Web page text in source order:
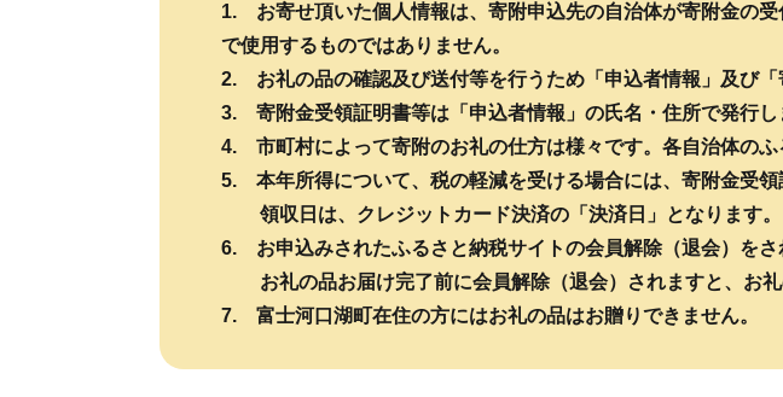
1. お寄せ頂いた個人情報は、寄附申込先の自治体が寄附金の
で使用するものではありません。
2. お礼の品の確認及び送付等を行うため「申込者情報」及び
3. 寄附金受領証明書等は「申込者情報」の氏名・住所で発行し
4. 市町村によって寄附のお礼の仕方は様々です。各自治体のふ
5. 本年所得について、税の軽減を受ける場合には、寄附金受領
領収日は、クレジットカード決済の「決済日」となります。
6. お申込みされたふるさと納税サイトの会員解除（退会）をさ
お礼の品お届け完了前に会員解除（退会）されますと、お礼
7. 富士河口湖町在住の方にはお礼の品はお贈りできません。